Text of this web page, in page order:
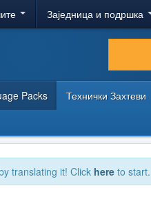
Заједница и подршка
Packs Технички Захтеви
translating it! Click here to start.